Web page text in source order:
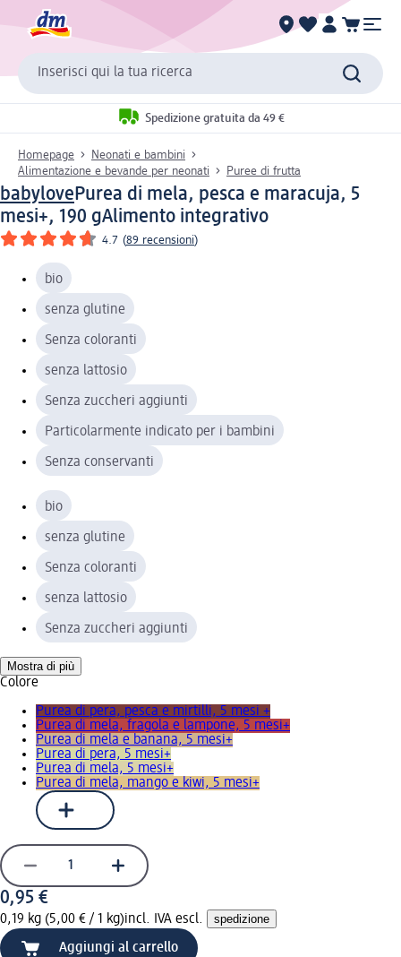
Inserisci qui la tua ricerca
Spedizione gratuita da 49 €
Homepage
Neonati e bambini
Alimentazione e bevande per neonati
Puree di frutta
babylovePurea di mela, pesca e maracuja, 5
mesi+, 190 gAlimento integrativo
4.7 (89 recensioni)
bio
senza glutine
Senza coloranti
senza lattosio
Senza zuccheri aggiunti
Particolarmente indicato per i bambini
Senza conservanti
bio
senza glutine
Senza coloranti
senza lattosio
Senza zuccheri aggiunti
Mostra di più
Colore
Purea di pera, pesca e mirtilli, 5 mesi +
Purea di mela, fragola e lampone, 5 mesi+
Purea di mela e banana, 5 mesi+
Purea di pera, 5 mesi+
Purea di mela, 5 mesi+
Purea di mela, mango e kiwi, 5 mesi+
0,95 €
0,19 kg (5,00 € / 1 kg)incl. IVA escl. spedizione
Aggiungi al carrello